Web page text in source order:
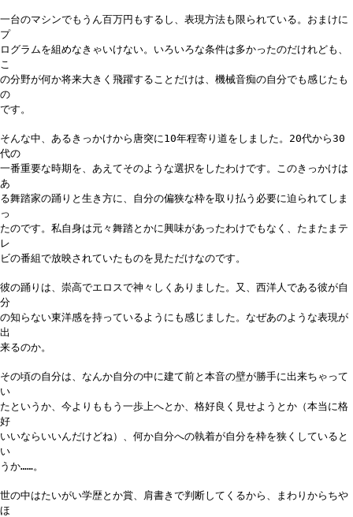
一台のマシンでもうん百万円もするし、表現方法も限られている。おまけに
プ
ログラムを組めなきゃいけない。いろいろな条件は多かったのだけれども、
こ
の分野が何か将来大きく飛躍することだけは、機械音痴の自分でも感じたも
の
です。
そんな中、あるきっかけから唐突に10年程寄り道をしました。20代から30
代の
一番重要な時期を、あえてそのような選択をしたわけです。このきっかけは
あ
る舞踏家の踊りと生き方に、自分の偏狭な枠を取り払う必要に迫られてしま
っ
たのです。私自身は元々舞踏とかに興味があったわけでもなく、たまたまテ
レ
ビの番組で放映されていたものを見ただけなのです。
彼の踊りは、崇高でエロスで神々しくありました。又、西洋人である彼が自
分
の知らない東洋感を持っているようにも感じました。なぜあのような表現が
出
来るのか。
その頃の自分は、なんか自分の中に建て前と本音の壁が勝手に出来ちゃって
い
たというか、今よりももう一歩上へとか、格好良く見せようとか（本当に格
好
いいならいいんだけどね）、何か自分への執着が自分を枠を狭くしていると
い
うか……。
世の中はたいがい学歴とか賞、肩書きで判断してくるから、まわりからちや
ほ